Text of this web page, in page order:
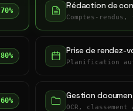
Rédaction de
Comptes-
Prise de rendez-
Planification
Gestion
OCR,